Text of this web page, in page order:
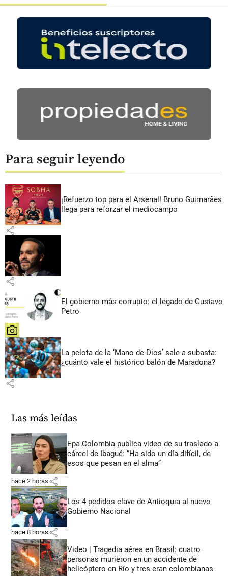
Para seguir leyendo
¡Refuerzo top para el Arsenal! Bruno Guimarães
llega para reforzar el mediocampo
share
share
El gobierno más corrupto: el legado de Gustavo
Petro
share
La pelota de la ‘Mano de Dios’ sale a subasta:
¿cuánto vale el histórico balón de Maradona?
share
Las más leídas
Epa Colombia publica video de su traslado a
cárcel de Ibagué: “Ha sido un día difícil, de
esos que pesan en el alma”
hace 2 horas share
Los 4 pedidos clave de Antioquia al nuevo
Gobierno Nacional
hace 8 horas share
Video | Tragedia aérea en Brasil: cuatro
personas murieron en un accidente de
helicóptero en Río y tres eran colombianas